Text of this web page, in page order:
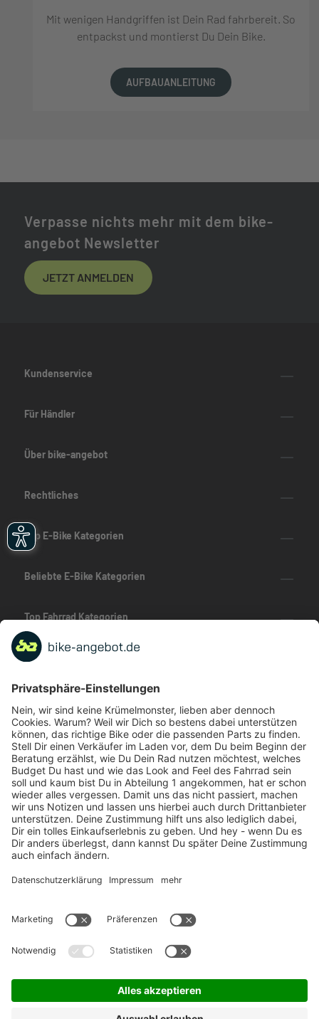
Mit wenigen Handgriffen ist Dein Rad fahrbereit. So
entpackst und montierst Du Dein Bike.
AUFBAUANLEITUNG
Verpasse nichts mehr mit dem bike-
angebot Newsletter
JETZT ANMELDEN
Kundenservice
Für Händler
Über bike-angebot
Rechtliches
Top E-Bike Kategorien
Beliebte E-Bike Kategorien
Top Fahrrad Kategorien
Beliebte Fahrrad-Kategorien
Marken-Highlights
TOP-Marken
ZAHLUNGSARTEN / RATENKAUF
FÜR ARBEITGEBER & ARBEITNEHMER